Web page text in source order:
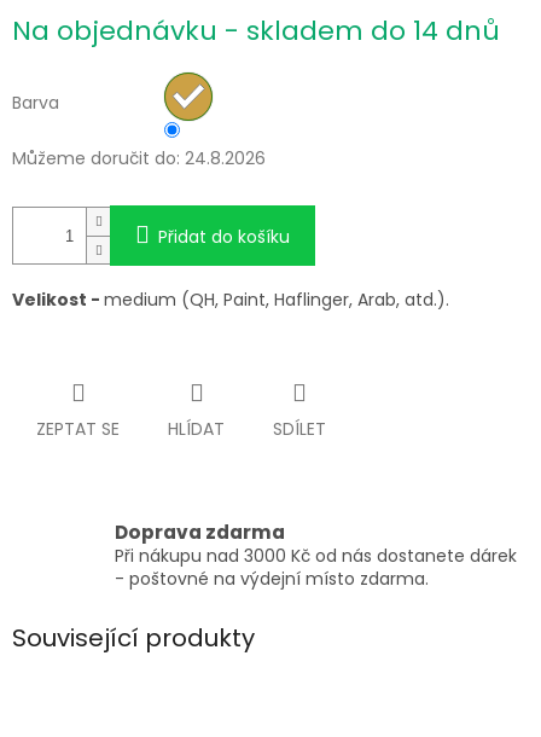
cena:
Na objednávku - skladem do 14 dnů
Barva
Můžeme doručit do: 24.8.2026
Přidat do košíku
Velikost - medium (QH, Paint, Haflinger, Arab, atd.).
ZEPTAT SE HLÍDAT SDÍLET
Doprava zdarma
Při nákupu nad 3000 Kč od nás dostanete dárek
- poštovné na výdejní místo zdarma.
Související produkty